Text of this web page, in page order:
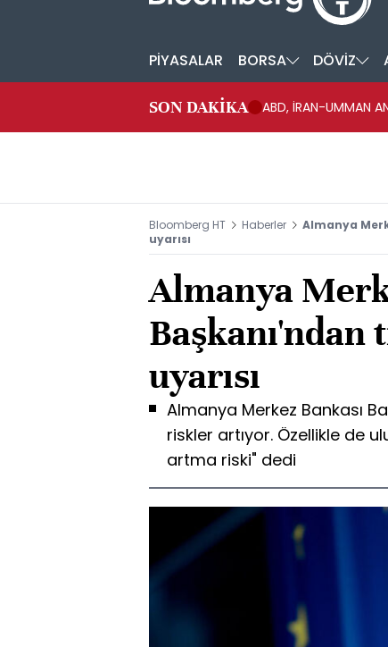
PİYASALAR BORSA DÖVİZ
SON DAKİKA ABD, İRAN-UMMAN
Bloomberg HT Haberler
Almanya
uyarısı
Almanya
Başkanı'ndan
uyarısı
Almanya Merkez Bankası
riskler artıyor. Özellikle de
artma riski" dedi